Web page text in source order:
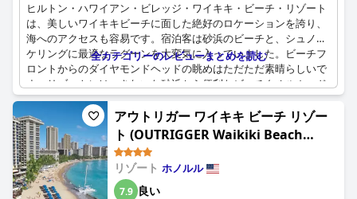
ヒルトン・ハワイアン・ビレッジ・ワイキキ・ビーチ・リゾート
は、美しいワイキキビーチに面した絶好のロケーションを誇り、
海へのアクセスも容易です。宿泊客は砂浜のビーチと、シュノー
ケリングに最適なラグーンを大変気に入っていました。ビーチフ
ロントからのダイヤモンドヘッドの眺めはただただ素晴らしいで
す。リゾートには、きれいな砂浜から便利なビーチタオルカード
システムまで、必要なものがすべて揃っています。リゾートの目
の前のビーチが岩場になっていると感じた宿泊客もいましたが、
それが素晴らしいビーチを楽しむことを妨げることはありません
でした。ビーチチェアのレンタルに追加料金がかかることに抵抗
を感じる人もいましたが、ビーチに面しているという利便性は否
定できません。全体として、ロケーションとビーチへのアクセス
が、このリゾートの大きなセールスポイントでした。
全カテゴリーのレビューまとめを読む
アウトリガー ワイキキ ビーチ リゾー
ト (OUTRIGGER Waikiki Beach
Resort)
リゾート ホノルル
7.9 良い